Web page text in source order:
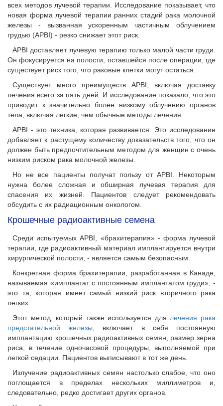
всех методов лучевой терапии. Исследование показывает, что
новая форма лучевой терапии ранних стадий рака молочной
железы - вызванная ускоренным частичным облучением
грудью (APBI) - резко снижает этот риск.
APBI доставляет лучевую терапию только малой части груди.
Он фокусируется на полости, оставшейся после операции, где
существует риск того, что раковые клетки могут остаться.
Существует много преимуществ APBI, включая доставку
лечения всего за пять дней. И исследование показало, что это
приводит к значительно более низкому облучению органов
тела, включая легкие, чем обычные методы лечения.
APBI - это техника, которая развивается. Это исследование
добавляет к растущему количеству доказательств того, что он
должен быть предпочтительным методом для женщин с очень
низким риском рака молочной железы.
Но не все пациенты получат пользу от APBI. Некоторым
нужна более сложная и обширная лучевая терапия для
спасения их жизней. Пациентов следует рекомендовать
обсудить с их радиационным онкологом.
Крошечные радиоактивные семена
Среди испытуемых APBI, «брахитерапия» - форма лучевой
терапии, где радиоактивный материал имплантируется внутри
хирургической полости, - является самым безопасным.
Конкретная форма брахитерапии, разработанная в Канаде,
называемая «имплантат с постоянным имплантатом груди», -
это та, которая имеет самый низкий риск вторичного рака
легких.
Этот метод, который также используется длялечения рака
предстательной железы, включает в себя постоянную
имплантацию крошечных радиоактивных семян, размер зерна
риса, в течение одночасовой процедуры, выполняемой при
легкой седации. Пациентов выписывают в тот же день.
Излучение радиоактивных семян настолько слабое, что оно
поглощается в пределах нескольких миллиметров и,
следовательно, редко достигает других органов.